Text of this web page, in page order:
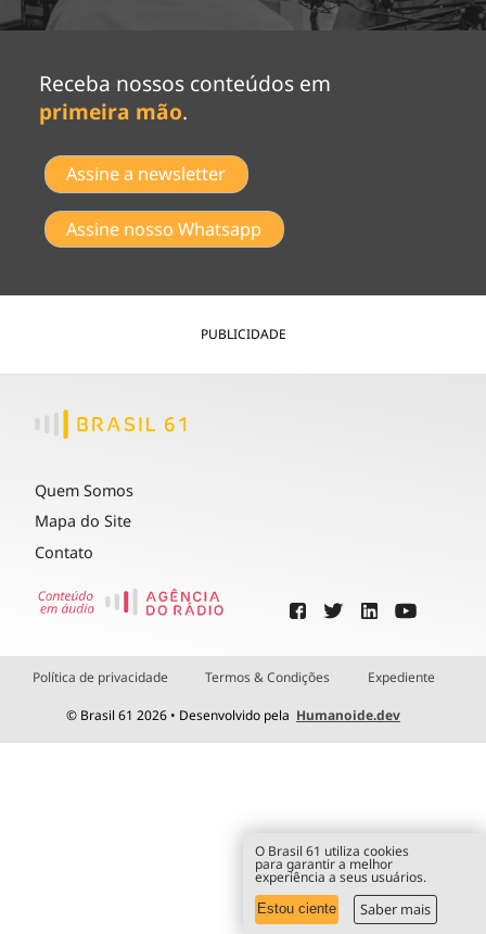
Receba nossos conteúdos em
primeira mão.
Assine a newsletter
Assine nosso Whatsapp
PUBLICIDADE
Quem Somos
Mapa do Site
Contato
Política de privacidade Termos & Condições Expediente
© Brasil 61 2026 • Desenvolvido pela Humanoide.dev
O Brasil 61 utiliza cookies
para garantir a melhor
experiência a seus usuários.
Estou ciente Saber mais